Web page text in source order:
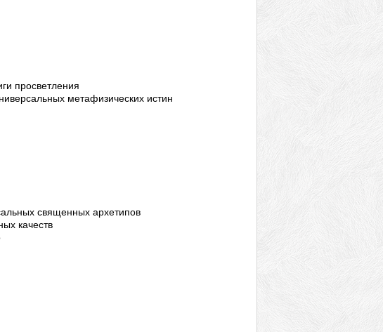
просветления
метафизических истин
священных архетипов
качеств